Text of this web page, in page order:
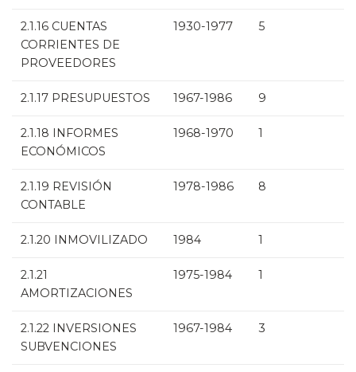
2.1.16 CUENTAS
CORRIENTES DE
PROVEEDORES
1930-1977 5
2.1.17 PRESUPUESTOS 1967-1986 9
2.1.18 INFORMES
ECONÓMICOS
1968-1970 1
2.1.19 REVISIÓN
CONTABLE
1978-1986 8
2.1.20 INMOVILIZADO 1984 1
2.1.21
AMORTIZACIONES
1975-1984 1
2.1.22 INVERSIONES
SUBVENCIONES
1967-1984 3